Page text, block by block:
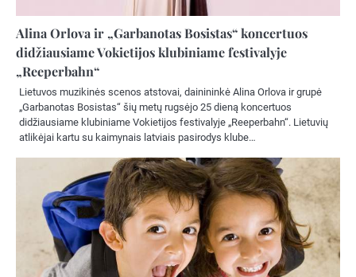
Alina Orlova ir „Garbanotas Bosistas“ koncertuos
didžiausiame Vokietijos klubiniame festivalyje
„Reeperbahn“
Lietuvos muzikinės scenos atstovai, dainininkė Alina Orlova ir grupė
„Garbanotas Bosistas“ šių metų rugsėjo 25 dieną koncertuos
didžiausiame klubiniame Vokietijos festivalyje „Reeperbahn“. Lietuvių
atlikėjai kartu su kaimynais latviais pasirodys klube…